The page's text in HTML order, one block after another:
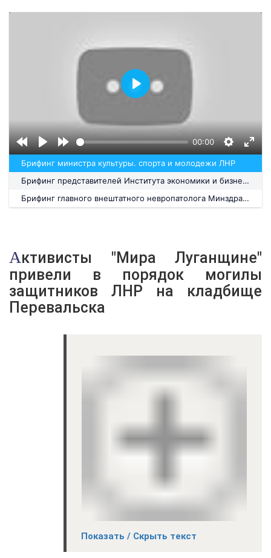
00:00
Воспроизвести
Брифинг министра культуры. спорта и молодежи ЛНР
Брифинг представителей Института экономики и бизнеса ЛНУ имени Шевченко
Брифинг главного внештатного невропатолога Минздрава ЛНР
Активисты "Мира Луганщине"
привели в порядок могилы
защитников ЛНР на кладбище
Перевальска
Показать / Скрыть текст